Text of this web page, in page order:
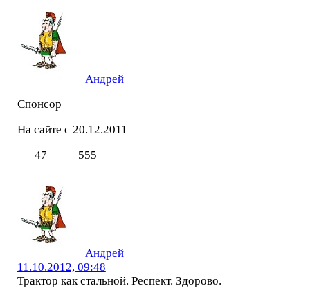
Андрей
Спонсор
На сайте с 20.12.2011
47
555
Андрей
11.10.2012, 09:48
Трактор как стальной. Респект. Здорово.